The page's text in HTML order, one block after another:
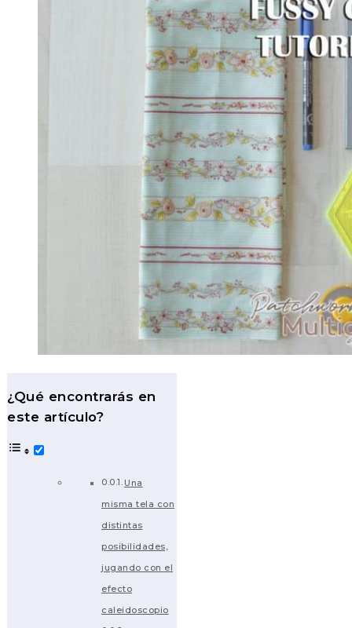
¿Qué encontrarás en
este artículo?
Una
misma tela con
distintas
posibilidades,
jugando con el
efecto
caleidoscopio